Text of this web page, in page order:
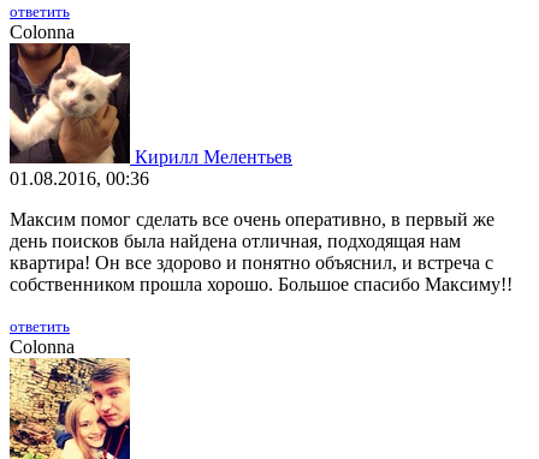
ответить
Colonna
Кирилл Мелентьев
01.08.2016, 00:36
Максим помог сделать все очень оперативно, в первый же
день поисков была найдена отличная, подходящая нам
квартира! Он все здорово и понятно объяснил, и встреча с
собственником прошла хорошо. Большое спасибо Максиму!!
ответить
Colonna